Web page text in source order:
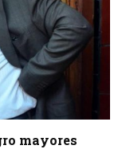
mayores